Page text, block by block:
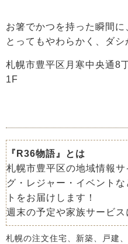
お箸でかつを持った瞬間に
とってもやわらかく、ダ
札幌市豊平区月寒中央通8
1F
『R36物語』とは
札幌市豊平区の地域情報
グ・レジャー・イベント
トをお届けします！
週末の予定や家族サービ
札幌の注文住宅、新築、戸建